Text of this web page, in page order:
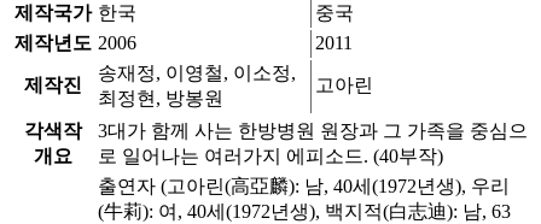
제작국가 한국
중국
제작년도 2006 2011
제작진
송재정, 이영철, 이소정,
최정현, 방봉원
고아린
각색작
개요
3대가 함께 사는 한방병원 원장과 그 가족을 중심으
로 일어나는 여러가지 에피소드. (40부작)
출연자 (고아린(高亞麟): 남, 40세(1972년생), 우리
(牛莉): 여, 40세(1972년생), 백지적(白志迪): 남, 63